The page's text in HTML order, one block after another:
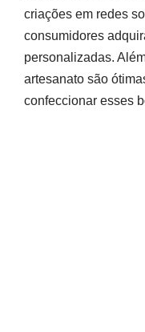
criações em redes
consumidores
personalizadas.
artesanato são
confeccionar esses